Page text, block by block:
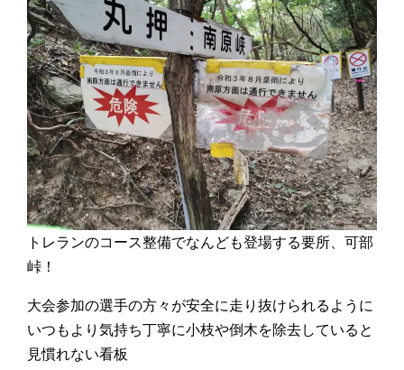
トレランのコース整備でなんども登場する要所、可部
峠！
大会参加の選手の方々が安全に走り抜けられるように
いつもより気持ち丁寧に小枝や倒木を除去していると
見慣れない看板